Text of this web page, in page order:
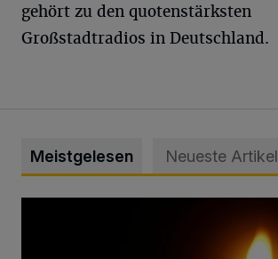
gehört zu den quotenstärksten
Großstadtradios in Deutschland.
Meistgelesen Neueste Artikel